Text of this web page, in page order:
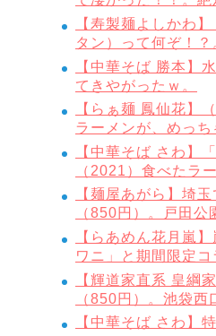
【寿製麺よしかわ
タン）って何ぞ！？
【中華そば 勝本】
てきやがったｗ。
【らぁ麺 鳳仙花】
ラーメンが、めっ
【中華そば さわ】
（2021）食べたラ
【麺屋あがら】埼
（850円）。戸田公
【らあめん花月嵐
ワニ」と期間限定コ
【輝道家直系 皇綱
（850円）。池袋西
【中華そば さわ】